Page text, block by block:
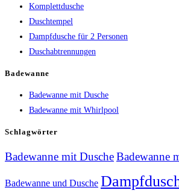
Komplettdusche
Duschtempel
Dampfdusche für 2 Personen
Duschabtrennungen
Badewanne
Badewanne mit Dusche
Badewanne mit Whirlpool
Schlagwörter
Badewanne mit DuscheBadewanne
Badewanne und Dusche